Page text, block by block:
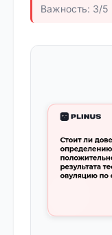
Важность: 3/5